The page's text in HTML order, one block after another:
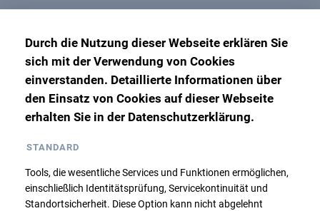
Wiederholungsunterweisung
PSAgA
10. Januar 2022
Ausbildungsbasis Gommern
Zurück
Durch die Nutzung dieser Webseite erklären Sie
sich mit der Verwendung von Cookies
einverstanden. Detaillierte Informationen über
den Einsatz von Cookies auf dieser Webseite
erhalten Sie in der Datenschutzerklärung.
STANDARD
Tools, die wesentliche Services und Funktionen ermöglichen,
einschließlich Identitätsprüfung, Servicekontinuität und
Standortsicherheit. Diese Option kann nicht abgelehnt